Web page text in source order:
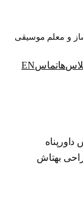
و معلم موسیقی
تماسEN